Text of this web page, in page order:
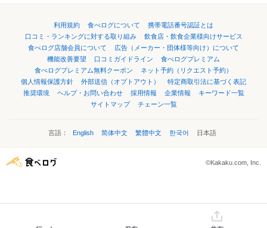
利用規約 食べログについて
携帯電話番号認証とは
口コミ・ランキングに対する取り組み
飲食店・飲食企業様向けサービス
食べログ店舗会員について
広告（メーカー・団体様等向け）について
機能改善要望
口コミガイドライン
食べログプレミアム
食べログプレミアム無料クーポン
ネット予約（リクエスト予約）
個人情報保護方針
外部送信（オプトアウト）
特定商取引法に基づく表記
推奨環境
ヘルプ・お問い合わせ 採用情報 企業情報
キーワード一覧
サイトマップ
チェーン一覧
言語： English 简体中文 繁體中文 한국어 日本語
©Kakaku.com, Inc.